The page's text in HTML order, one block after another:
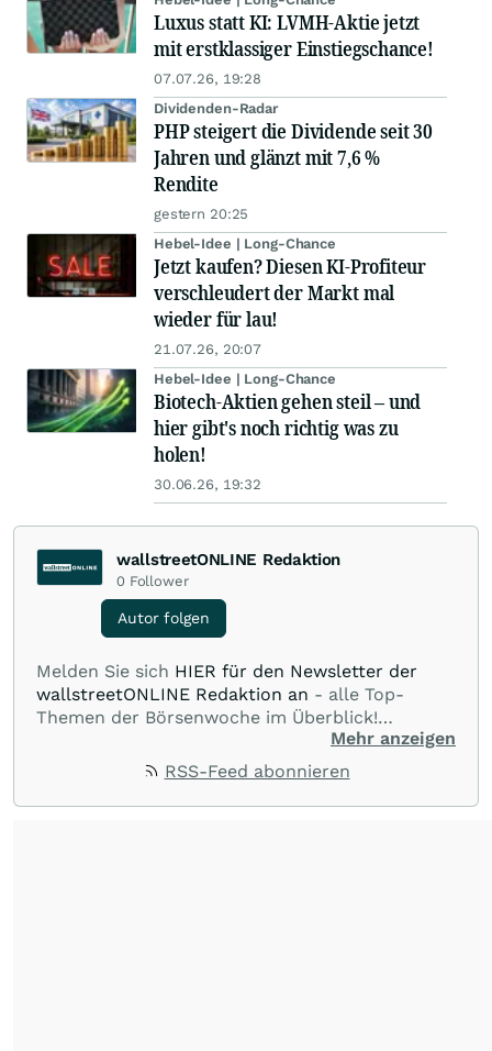
Luxus statt KI: LVMH-Aktie jetzt
mit erstklassiger Einstiegschance!
07.07.26, 19:28
Dividenden-Radar
PHP steigert die Dividende seit 30
Jahren und glänzt mit 7,6 %
Rendite
gestern 20:25
Hebel-Idee | Long-Chance
Jetzt kaufen? Diesen KI-Profiteur
verschleudert der Markt mal
wieder für lau!
21.07.26, 20:07
Hebel-Idee | Long-Chance
Biotech-Aktien gehen steil – und
hier gibt's noch richtig was zu
holen!
30.06.26, 19:32
wallstreetONLINE Redaktion
0 Follower
Autor folgen
Melden Sie sich HIER für den Newsletter der
wallstreetONLINE Redaktion an - alle Top-
Themen der Börsenwoche im Überblick!
Verpassen Sie kein wichtiges Anleger-Thema!Für
Beiträge auf diesem journalistischen Channel ist
Redaktion verantwortlich. Die Fachjournalisten
Mehr anzeigen
RSS-Feed abonnieren